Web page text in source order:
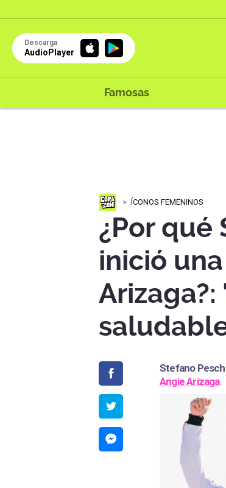
Descarga
AudioPlayer
Famosas
ÍCONOS FEMENINOS
¿Por qué
inició
Stefano
Angie Arizaga.